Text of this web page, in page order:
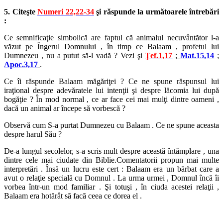
5. Citeşte Numeri 22,22-34şi răspunde la următoarele întrebări
:
Ce semnificaţie simbolică are faptul că animalul necuvântător l-a
văzut pe Îngerul Domnului , în timp ce Balaam , profetul lui
Dumnezeu , nu a putut să-l vadă ? Vezi şiŢef.1,17 ; Mat.15,14 ;
Apoc.3,17 .
Ce îi răspunde Balaam măgăriţei ? Ce ne spune răspunsul lui
iraţional despre adevăratele lui intenţii şi despre lăcomia lui după
bogăţie ? În mod normal , ce ar face cei mai mulţi dintre oameni ,
dacă un animal ar începe să vorbescă ?
Observă cum S-a purtat Dumnezeu cu Balaam . Ce ne spune aceasta
despre harul Său ?
De-a lungul secolelor, s-a scris mult despre această întâmplare , una
dintre cele mai ciudate din Biblie.Comentatorii propun mai multe
interpretări . Însă un lucru este cert : Balaam era un bărbat care a
avut o relaţie specială cu Domnul . La urma urmei , Domnul încă îi
vorbea într-un mod familiar . Şi totuşi , în ciuda acestei relaţii ,
Balaam era hotărât să facă ceea ce dorea el .